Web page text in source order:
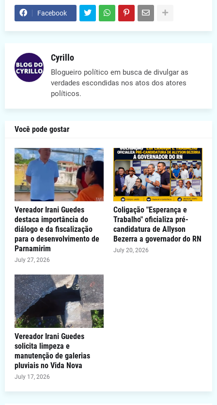
Facebook
Cyrillo
Blogueiro político em busca de divulgar as
verdades escondidas nos atos dos atores
políticos.
Você pode gostar
Vereador Irani Guedes
destaca importância do
diálogo e da fiscalização
para o desenvolvimento de
Parnamirim
July 27, 2026
Coligação "Esperança e
Trabalho" oficializa pré-
candidatura de Allyson
Bezerra a governador do RN
July 20, 2026
Vereador Irani Guedes
solicita limpeza e
manutenção de galerias
pluviais no Vida Nova
July 17, 2026